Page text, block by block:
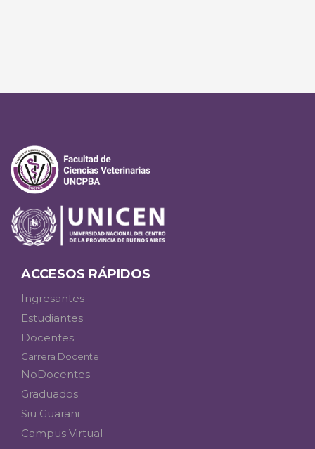
ACCESOS RÁPIDOS
Ingresantes
Estudiantes
Docentes
Carrera Docente
NoDocentes
Graduados
Siu Guarani
Campus Virtual